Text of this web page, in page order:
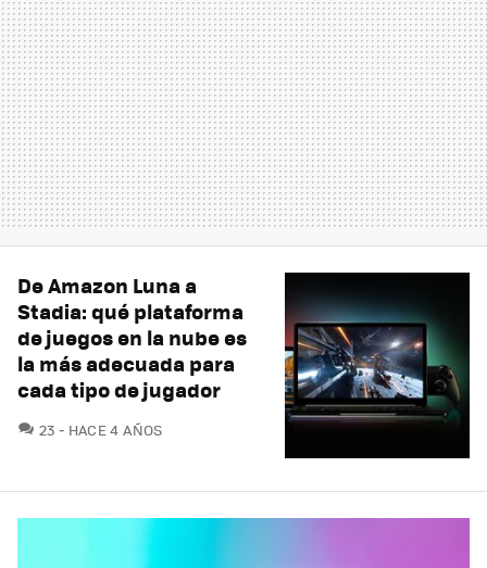
De Amazon Luna a
Stadia: qué plataforma
de juegos en la nube es
la más adecuada para
cada tipo de jugador
23 COMENTARIOS
HACE 4 AÑOS